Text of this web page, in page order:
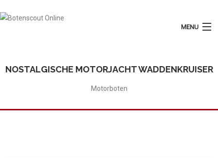
MENU
Plaats Advertentie
NOSTALGISCHE MOTORJACHT WADDENKRUISER
Motorboten